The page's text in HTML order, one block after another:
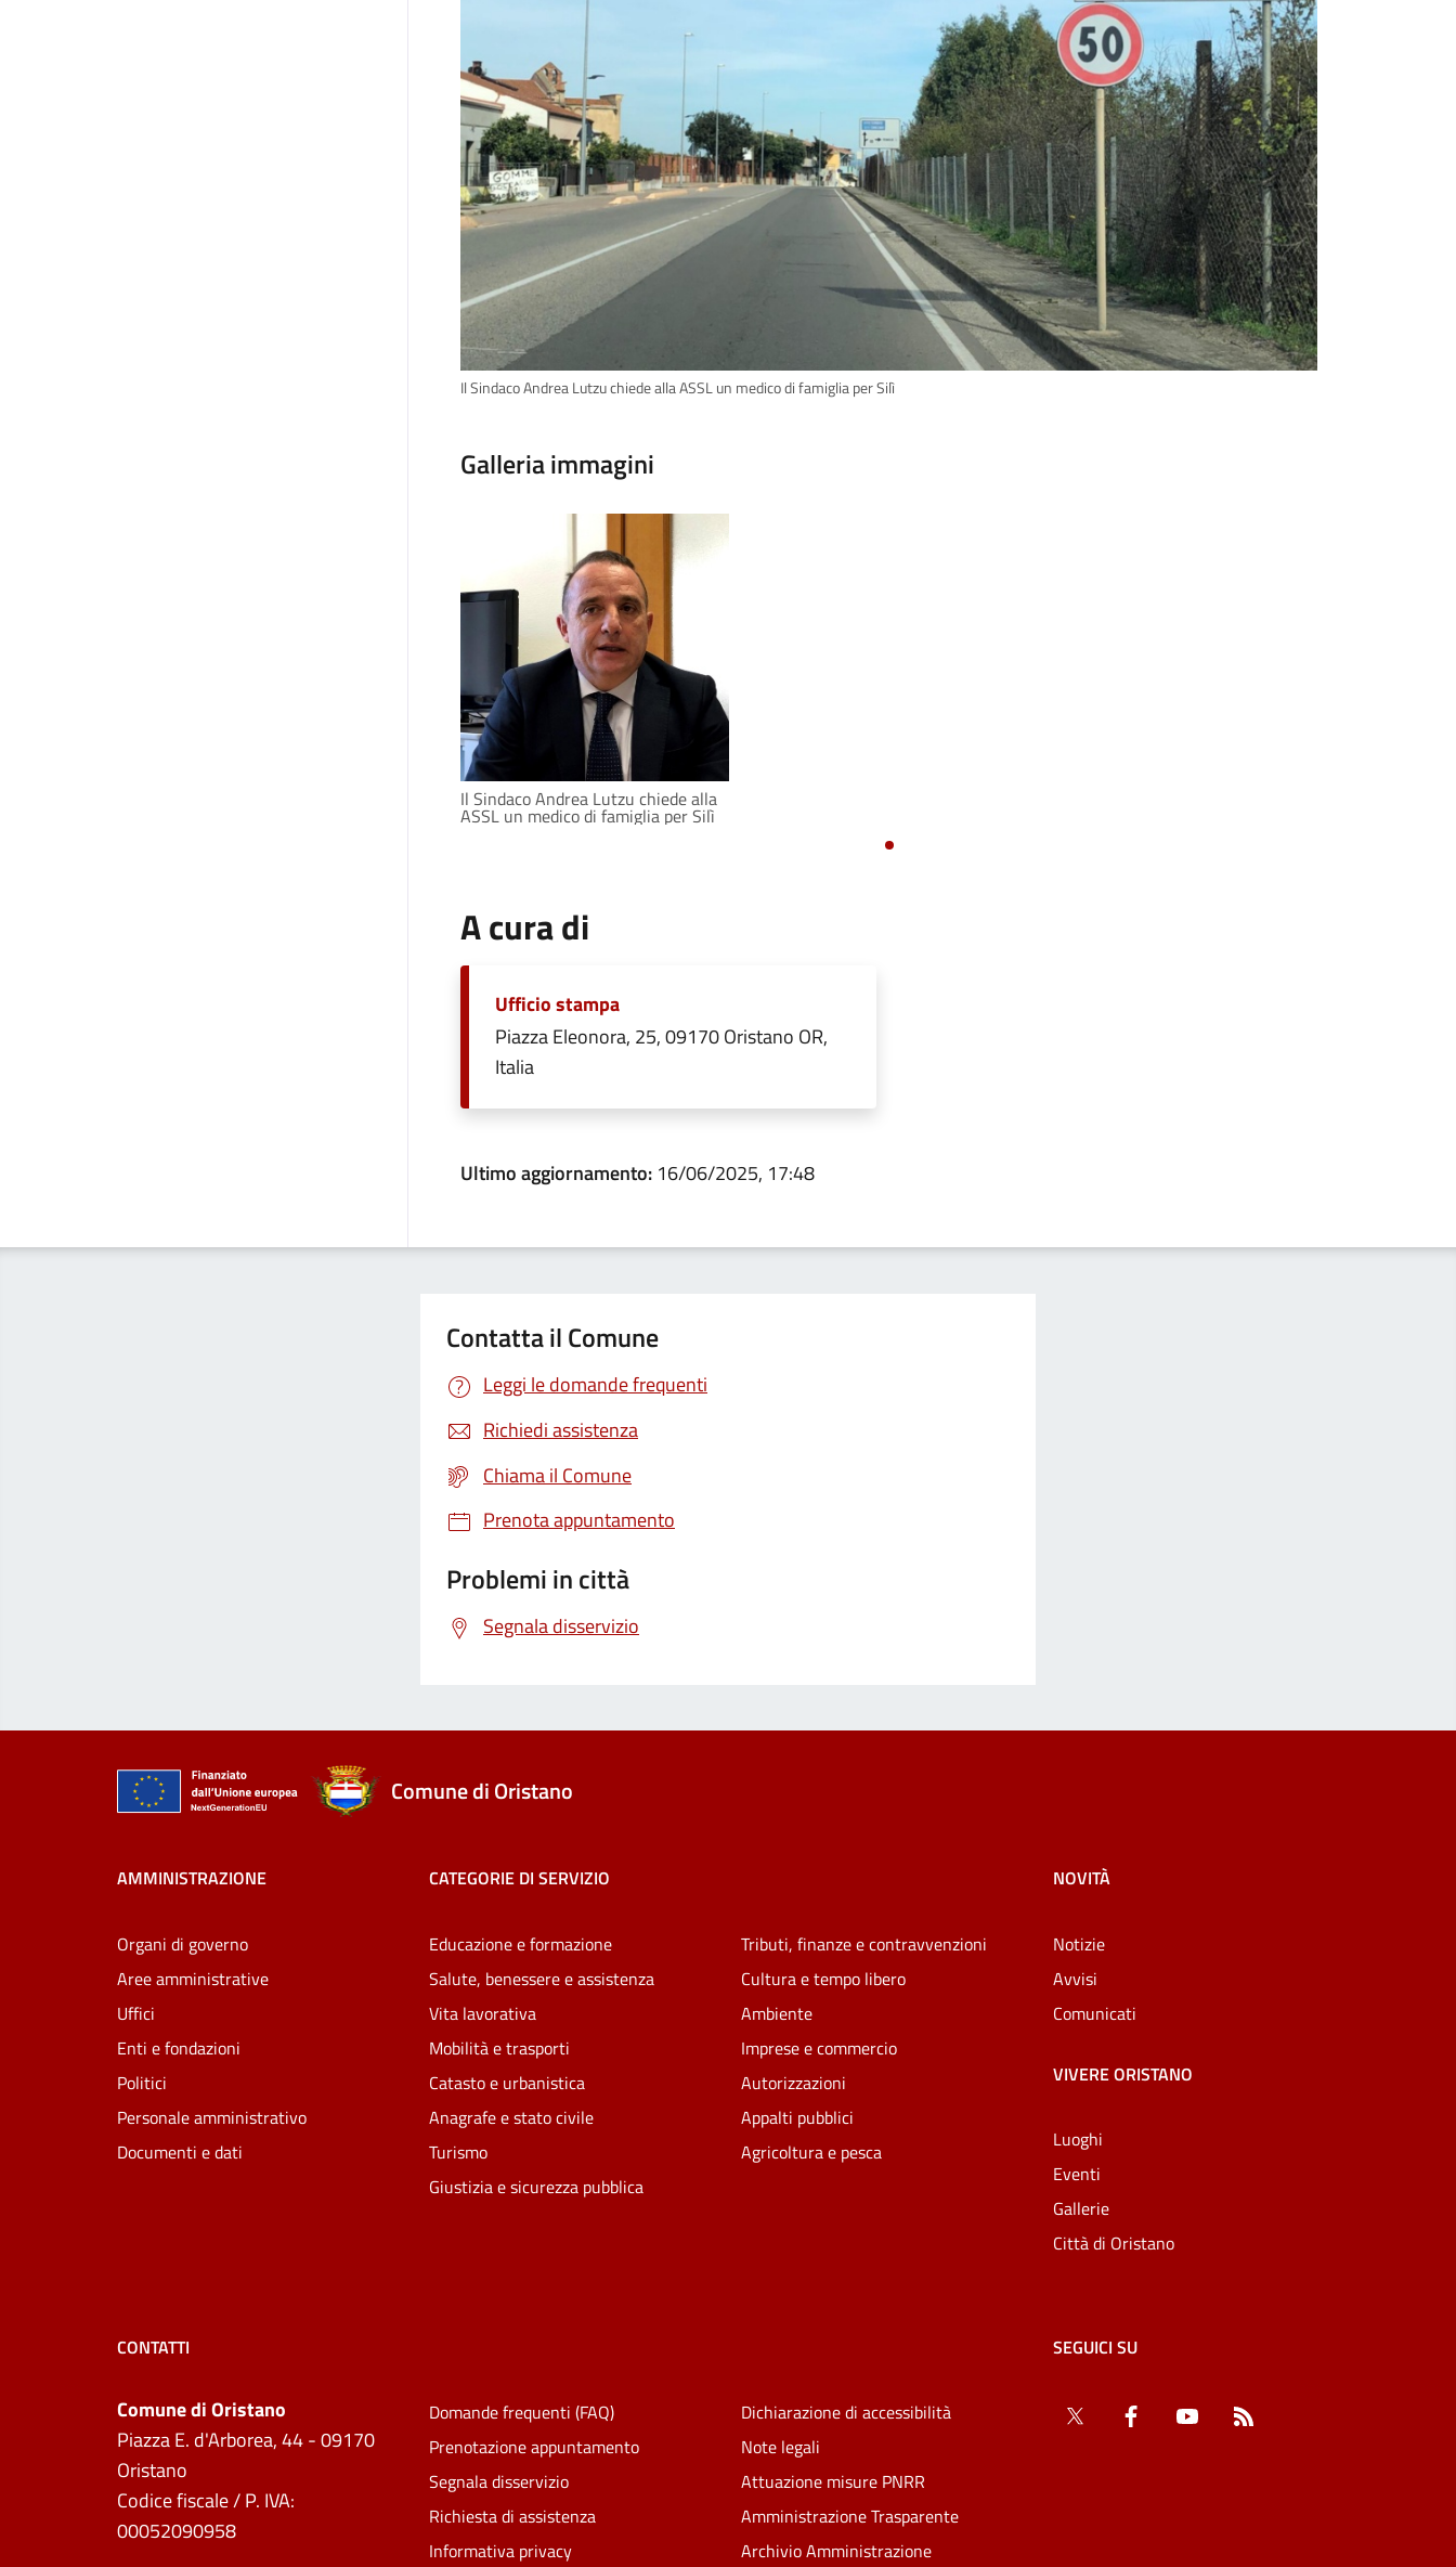
Il Sindaco Andrea Lutzu chiede alla ASSL un medico di famiglia per Silì
Galleria immagini
Il Sindaco Andrea Lutzu chiede alla
ASSL un medico di famiglia per Silì
A cura di
Ufficio stampa
Piazza Eleonora, 25, 09170 Oristano OR,
Italia
Ultimo aggiornamento: 16/06/2025, 17:48
Contatta il Comune
Leggi le domande frequenti
Richiedi assistenza
Chiama il Comune
Prenota appuntamento
Problemi in città
Segnala disservizio
Comune di Oristano
AMMINISTRAZIONE
Organi di governo
Aree amministrative
Uffici
Enti e fondazioni
Politici
Personale amministrativo
Documenti e dati
CATEGORIE DI SERVIZIO
Educazione e formazione
Salute, benessere e assistenza
Vita lavorativa
Mobilità e trasporti
Catasto e urbanistica
Anagrafe e stato civile
Turismo
Giustizia e sicurezza pubblica
Tributi, finanze e contravvenzioni
Cultura e tempo libero
Ambiente
Imprese e commercio
Autorizzazioni
Appalti pubblici
Agricoltura e pesca
NOVITÀ
Notizie
Avvisi
Comunicati
VIVERE ORISTANO
Luoghi
Eventi
Gallerie
Città di Oristano
CONTATTI
Comune di Oristano
Piazza E. d'Arborea, 44 - 09170
Oristano
Codice fiscale / P. IVA:
00052090958
Domande frequenti (FAQ)
Prenotazione appuntamento
Segnala disservizio
Richiesta di assistenza
Informativa privacy
Dichiarazione di accessibilità
Note legali
Attuazione misure PNRR
Amministrazione Trasparente
Archivio Amministrazione
SEGUICI SU
Twitter Facebook YouTube